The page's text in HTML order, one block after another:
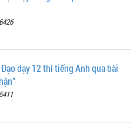
6426
dạy 12 thì tiếng Anh qua bài
5411